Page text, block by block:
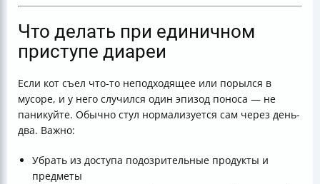
Что делать при единичном
приступе диареи
Если кот съел что-то неподходящее или порылся в
мусоре, и у него случился один эпизод поноса — не
паникуйте. Обычно стул нормализуется сам через день-
два. Важно:
Убрать из доступа подозрительные продукты и
предметы